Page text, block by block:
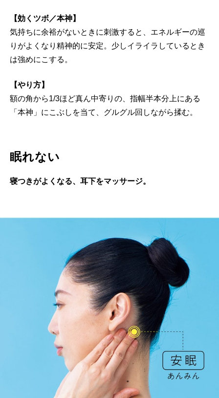
【効くツボ／本神】
気持ちに余裕がないときに刺激すると、エネルギーの巡
りがよくなり精神的に安定。少しイライラしているとき
は強めにこする。
【やり方】
額の角から1/3ほど真ん中寄りの、指幅半本分上にある
「本神」にこぶしを当て、グルグル回しながら揉む。
眠れない
寝つきがよくなる、耳下をマッサージ。